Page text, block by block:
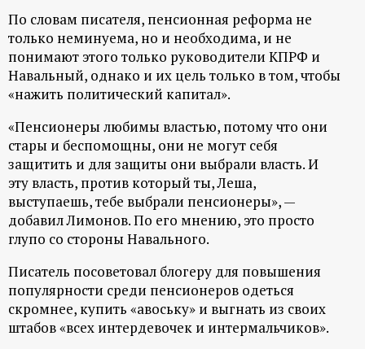
и
о
н
н
ы
й
п
о
р
По словам писателя, пенсионная реформа не
только неминуема, но и необходима, и не
понимают этого только руководители КПРФ и
Навальный, однако и их цель только в том, чтобы
«нажить политический капитал».
«Пенсионеры любимы властью, потому что они
стары и беспомощны, они не могут себя
защитить и для защиты они выбрали власть. И
эту власть, против который ты, Леша,
выступаешь, тебе выбрали пенсионеры», —
добавил Лимонов. По его мнению, это просто
глупо со стороны Навального.
Писатель посоветовал блогеру для повышения
популярности среди пенсионеров одеться
скромнее, купить «авоську» и выгнать из своих
штабов «всех интердевочек и интермальчиков».